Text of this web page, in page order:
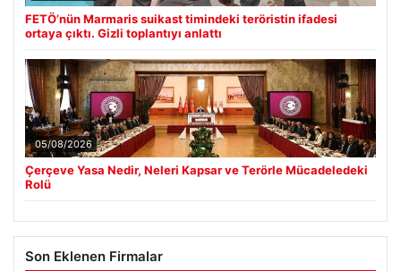
FETÖ’nün Marmaris suikast timindeki teröristin ifadesi
ortaya çıktı. Gizli toplantıyı anlattı
05/08/2026
Çerçeve Yasa Nedir, Neleri Kapsar ve Terörle Mücadeledeki
Rolü
Son Eklenen Firmalar